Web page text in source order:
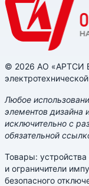
© 2026 АО «АРТСИ
Любое
элементов дизайна
исключительно с
обязательной
Товары:
и ограничители
безопасного